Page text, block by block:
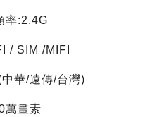
率:2.4G
/ SIM /MIFI
華/遠傳/台灣)
萬畫素